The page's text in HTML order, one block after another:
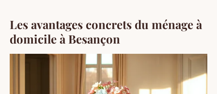
Les avantages concrets du ménage à
domicile à Besançon